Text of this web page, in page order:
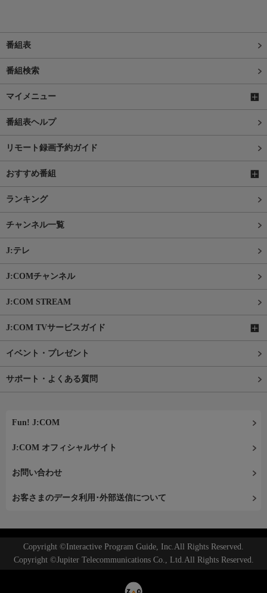
番組表
番組検索
マイメニュー
番組表ヘルプ
リモート録画予約ガイド
おすすめ番組
ランキング
チャンネル一覧
J:テレ
J:COMチャンネル
J:COM STREAM
J:COM TVサービスガイド
イベント・プレゼント
サポート・よくある質問
Fun! J:COM
J:COM オフィシャルサイト
お問い合わせ
お客さまのデータ利用･外部送信について
Copyright ©Interactive Program Guide, Inc.All Rights Reserved.
Copyright ©Jupiter Telecommunications Co., Ltd.All Rights Reserved.